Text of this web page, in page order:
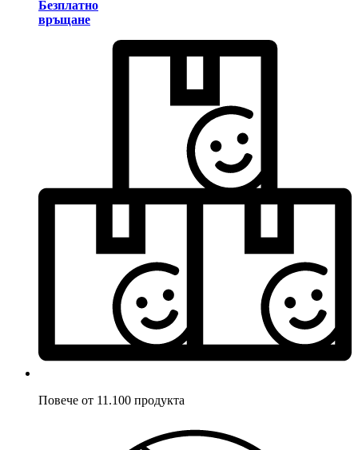
Безплатно
връщане
Повече от 11.100 продукта